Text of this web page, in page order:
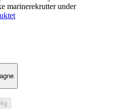
marinerekrutter under